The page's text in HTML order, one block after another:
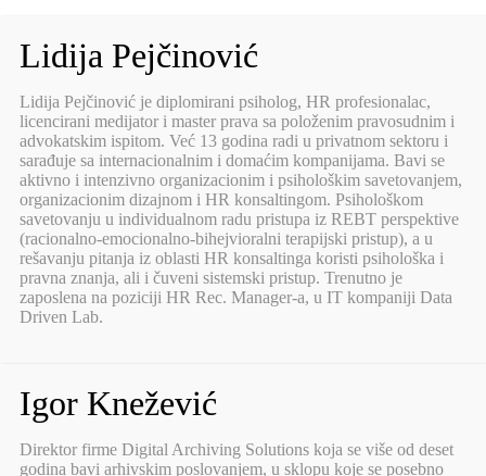
Lidija Pejčinović
Lidija Pejčinović je diplomirani psiholog, HR profesionalac,
licencirani medijator i master prava sa položenim pravosudnim i
advokatskim ispitom. Već 13 godina radi u privatnom sektoru i
sarađuje sa internacionalnim i domaćim kompanijama. Bavi se
aktivno i intenzivno organizacionim i psihološkim savetovanjem,
organizacionim dizajnom i HR konsaltingom. Psihološkom
savetovanju u individualnom radu pristupa iz REBT perspektive
(racionalno-emocionalno-bihejvioralni terapijski pristup), a u
rešavanju pitanja iz oblasti HR konsaltinga koristi psihološka i
pravna znanja, ali i čuveni sistemski pristup. Trenutno je
zaposlena na poziciji HR Rec. Manager-a, u IT kompaniji Data
Driven Lab.
Igor Knežević
Direktor firme Digital Archiving Solutions koja se više od deset
godina bavi arhivskim poslovanjem, u sklopu koje se posebno